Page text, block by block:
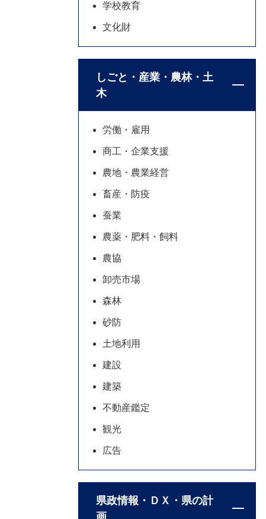
学校教育
文化財
しごと・産業・農林・土
木
労働・雇用
商工・企業支援
農地・農業経営
畜産・防疫
蚕業
農薬・肥料・飼料
農協
卸売市場
森林
砂防
土地利用
建設
建築
不動産鑑定
観光
広告
県政情報・ＤＸ・県の計
画